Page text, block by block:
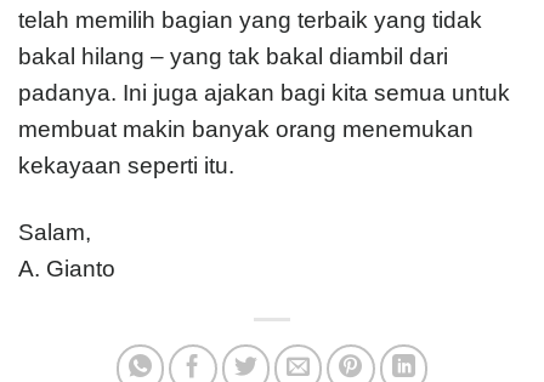
telah memilih bagian yang terbaik yang tidak
bakal hilang – yang tak bakal diambil dari
padanya. Ini juga ajakan bagi kita semua untuk
membuat makin banyak orang menemukan
kekayaan seperti itu.
Salam,
A. Gianto